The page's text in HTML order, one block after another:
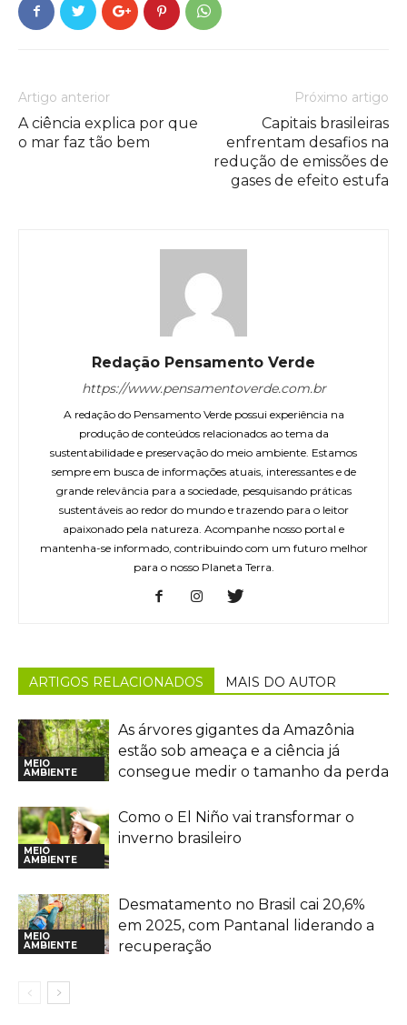
Artigo anterior
A ciência explica por que
o mar faz tão bem
Próximo artigo
Capitais brasileiras
enfrentam desafios na
redução de emissões de
gases de efeito estufa
Redação Pensamento Verde
https://www.pensamentoverde.com.br
A redação do Pensamento Verde possui experiência na
produção de conteúdos relacionados ao tema da
sustentabilidade e preservação do meio ambiente. Estamos
sempre em busca de informações atuais, interessantes e de
grande relevância para a sociedade, pesquisando práticas
sustentáveis ao redor do mundo e trazendo para o leitor
apaixonado pela natureza. Acompanhe nosso portal e
mantenha-se informado, contribuindo com um futuro melhor
para o nosso Planeta Terra.
ARTIGOS RELACIONADOS MAIS DO AUTOR
MEIO
AMBIENTE
As árvores gigantes da Amazônia
estão sob ameaça e a ciência já
consegue medir o tamanho da perda
MEIO
AMBIENTE
Como o El Niño vai transformar o
inverno brasileiro
MEIO
AMBIENTE
Desmatamento no Brasil cai 20,6%
em 2025, com Pantanal liderando a
recuperação